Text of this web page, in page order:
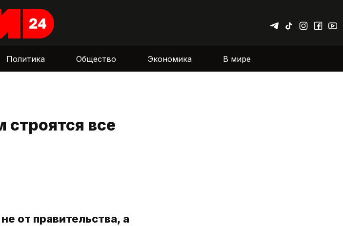
Политика Общество Экономика В мире
строятся все
от правительства, а